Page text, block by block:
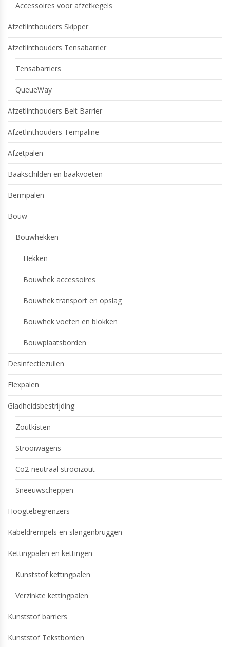
Accessoires voor afzetkegels
Afzetlinthouders Skipper
Afzetlinthouders Tensabarrier
Tensabarriers
QueueWay
Afzetlinthouders Belt Barrier
Afzetlinthouders Tempaline
Afzetpalen
Baakschilden en baakvoeten
Bermpalen
Bouw
Bouwhekken
Hekken
Bouwhek accessoires
Bouwhek transport en opslag
Bouwhek voeten en blokken
Bouwplaatsborden
Desinfectiezuilen
Flexpalen
Gladheidsbestrijding
Zoutkisten
Strooiwagens
Co2-neutraal strooizout
Sneeuwscheppen
Hoogtebegrenzers
Kabeldrempels en slangenbruggen
Kettingpalen en kettingen
Kunststof kettingpalen
Verzinkte kettingpalen
Kunststof barriers
Kunststof Tekstborden